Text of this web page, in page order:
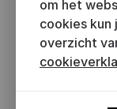
Blijf op
om het
cookies kun
overzicht